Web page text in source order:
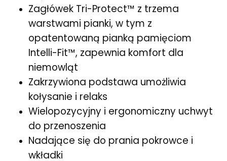
Zagłówek Tri-Protect™ z trzema
warstwami pianki, w tym z
opatentowaną pianką pamięciom
Intelli-Fit™, zapewnia komfort dla
niemowląt
Zakrzywiona podstawa umożliwia
kołysanie i relaks
Wielopozycyjny i ergonomiczny uchwyt
do przenoszenia
Nadające się do prania pokrowce i
wkładki